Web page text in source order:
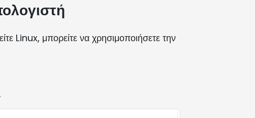
Linux, μπορείτε να χρησιμοποιήσετε την